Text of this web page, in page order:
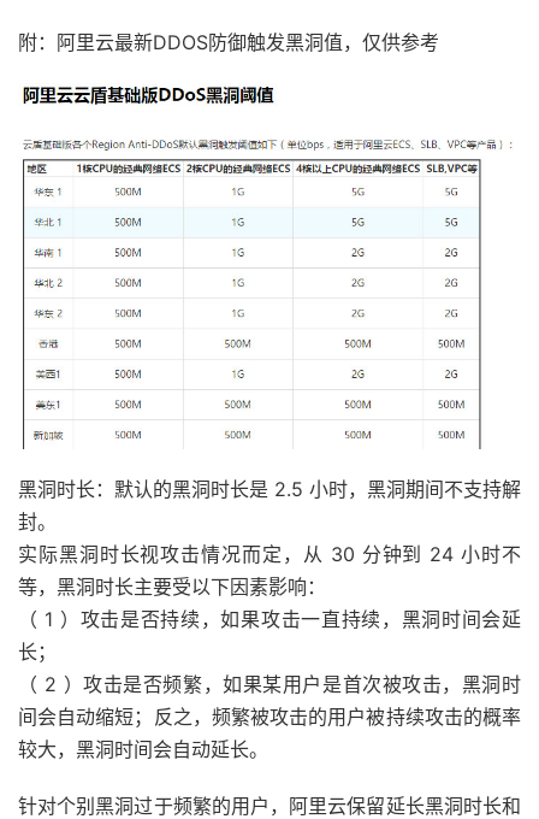
附：阿里云最新DDOS防御触发黑洞值，仅供参考
黑洞时长：默认的黑洞时长是 2.5 小时，黑洞期间不支持解
封。
实际黑洞时长视攻击情况而定，从 30 分钟到 24 小时不
等，黑洞时长主要受以下因素影响：
（ 1 ）攻击是否持续，如果攻击一直持续，黑洞时间会延
长；
（ 2 ）攻击是否频繁，如果某用户是首次被攻击，黑洞时
间会自动缩短；反之，频繁被攻击的用户被持续攻击的概率
较大，黑洞时间会自动延长。
针对个别黑洞过于频繁的用户，阿里云保留延长黑洞时长和